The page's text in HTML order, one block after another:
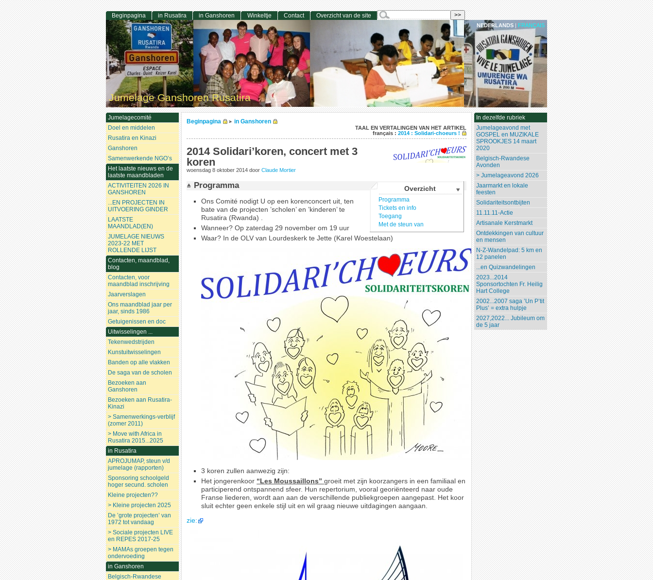
Jumelage Ganshoren Rusatira
Beginpagina > in Ganshoren
TAAL EN VERTALINGEN VAN HET ARTIKEL
français :2014 : Solidari-choeurs !
2014 Solidari’koren, concert met 3
koren
woensdag 8 oktober 2014 door Claude Mortier
Overzicht
Programma
Tickets en info
Toegang
Met de steun van
Programma
Ons Comité nodigt U op een korenconcert uit, ten
bate van de projecten ’scholen’ en ’kinderen’ te
Rusatira (Rwanda) .
Wanneer? Op zaterdag 29 november om 19 uur
Waar? In de OLV van Lourdeskerk te Jette (Karel Woestelaan)
3 koren zullen aanwezig zijn:
Het jongerenkoor “Les Moussaillons”groeit met zijn koorzangers in een familiaal en
participerend ontspannend sfeer. Hun repertorium, vooral georiënteerd naar oude
Franse liederen, wordt aan aan de verschillende publiekgroepen aangepast. Het koor
sluit echter geen enkele stijl uit en wil graag nieuwe uitdagingen aangaan.
zie:
In dezelfde rubriek
Jumelageavond met
GOSPEL en MUZIKALE
SPROOKJES 14 maart
2020
Belgisch-Rwandese
Avonden
> Jumelageavond 2026
Jaarmarkt en lokale
feesten
Solidariteitsontbijten
11.11.11-Actie
Artisanale Kerstmarkt
Ontdekkingen van cultuur
en mensen
N-Z-Wandelpad: 5 km en
12 panelen
...en Quizwandelingen
2023...2014
Sponsortochten Fr. Heilig
Hart College
2002...2007 saga ’Un P’tit
Plus’ = extra hulpje
2027,2022... Jubileum om
de 5 jaar
Beginpagina in Rusatira in Ganshoren Winkeltje Contact Overzicht van de site
Jumelagecomité
Doel en middelen
Rusatira en Kinazi
Ganshoren
Samenwerkende NGO’s
Het laatste nieuws en de
laatste maandbladen
ACTIVITEITEN 2026 IN
GANSHOREN
...EN PROJECTEN IN
UITVOERING GINDER
LAATSTE
MAANDLAD(EN)
JUMELAGE NIEUWS
2023-22 MET
ROLLENDE LIJST
Contacten, maandblad,
blog
Contacten, voor
maandblad inschrijving
Jaarverslagen
Ons maandblad jaar per
jaar, sinds 1986
Getuigenissen en doc
Uitwisselingen ...
Tekenwedstrijden
Kunstuitwisselingen
Banden op alle vlakken
De saga van de scholen
Bezoeken aan
Ganshoren
Bezoeken aan Rusatira-
Kinazi
> Samenwerkings-verblijf
(zomer 2011)
> Move with Africa in
Rusatira 2015...2025
in Rusatira
APROJUMAP, steun v/d
jumelage (rapporten)
Sponsoring schoolgeld
hoger secund. scholen
Kleine projecten??
> Kleine projecten 2025
De ’grote projecten’ van
1972 tot vandaag
> Sociale projecten LIVE
en REPES 2017-25
> MAMAs groepen tegen
ondervoeding
in Ganshoren
Belgisch-Rwandese
NEDERLANDS | FRANÇAIS